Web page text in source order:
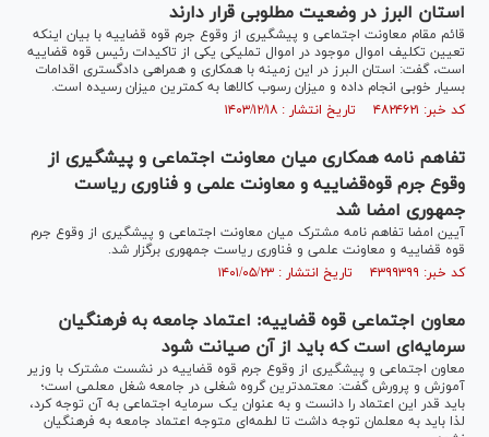
استان البرز در وضعیت مطلوبی قرار دارند
قائم مقام معاونت اجتماعی و پیشگیری از وقوع جرم قوه قضاییه با بیان اینکه
تعیین تکلیف اموال موجود در اموال تملیکی یکی از تاکیدات رئیس قوه قضاییه
است، گفت: استان البرز در این زمینه با همکاری و همراهی دادگستری اقدامات
بسیار خوبی انجام داده و میزان رسوب کالا‌ها به کمترین میزان رسیده است.
کد خبر: ۴۸۲۴۶۲۱ تاریخ انتشار : ۱۴۰۳/۱۲/۱۸
تفاهم نامه همکاری میان معاونت اجتماعی و پیشگیری از
وقوع جرم قوه‌قضاییه و معاونت علمی و فناوری ریاست
جمهوری امضا شد
آیین امضا تفاهم نامه مشترک میان معاونت اجتماعی و پیشگیری از وقوع جرم
قوه قضاییه و معاونت علمی و فناوری ریاست جمهوری برگزار شد.
کد خبر: ۴۳۹۹۳۹۹ تاریخ انتشار : ۱۴۰۱/۰۵/۲۳
معاون اجتماعی قوه قضاییه: اعتماد جامعه به فرهنگیان
سرمایه‌ای است که باید از آن صیانت شود
معاون اجتماعی و پیشگیری از وقوع جرم قوه قضاییه در نشست مشترک با وزیر
آموزش و پرورش گفت: معتمدترین گروه شغلی در جامعه شغل معلمی است؛
باید قدر این اعتماد را دانست و به ‌عنوان یک سرمایه اجتماعی به آن توجه کرد،
لذا باید به معلمان توجه داشت تا لطمه‌ای متوجه اعتماد جامعه به فرهنگیان